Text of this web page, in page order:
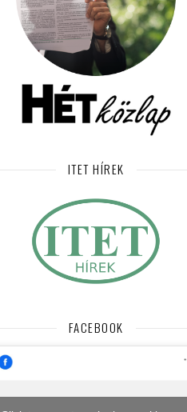
ITET HÍREK
FACEBOOK